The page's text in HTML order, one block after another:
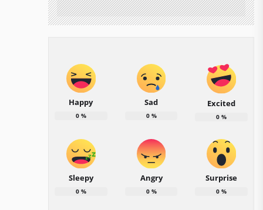
Happy
0%
Sad
0%
Excited
0 %
Sleepy
0%
Angry
0%
Surprise
0 %